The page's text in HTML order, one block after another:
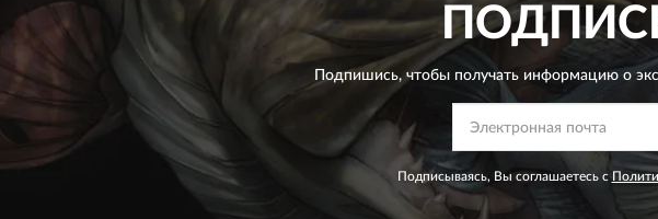
Подпишись, чтобы получать информацию о
Подписываясь, Вы соглашаетесь с